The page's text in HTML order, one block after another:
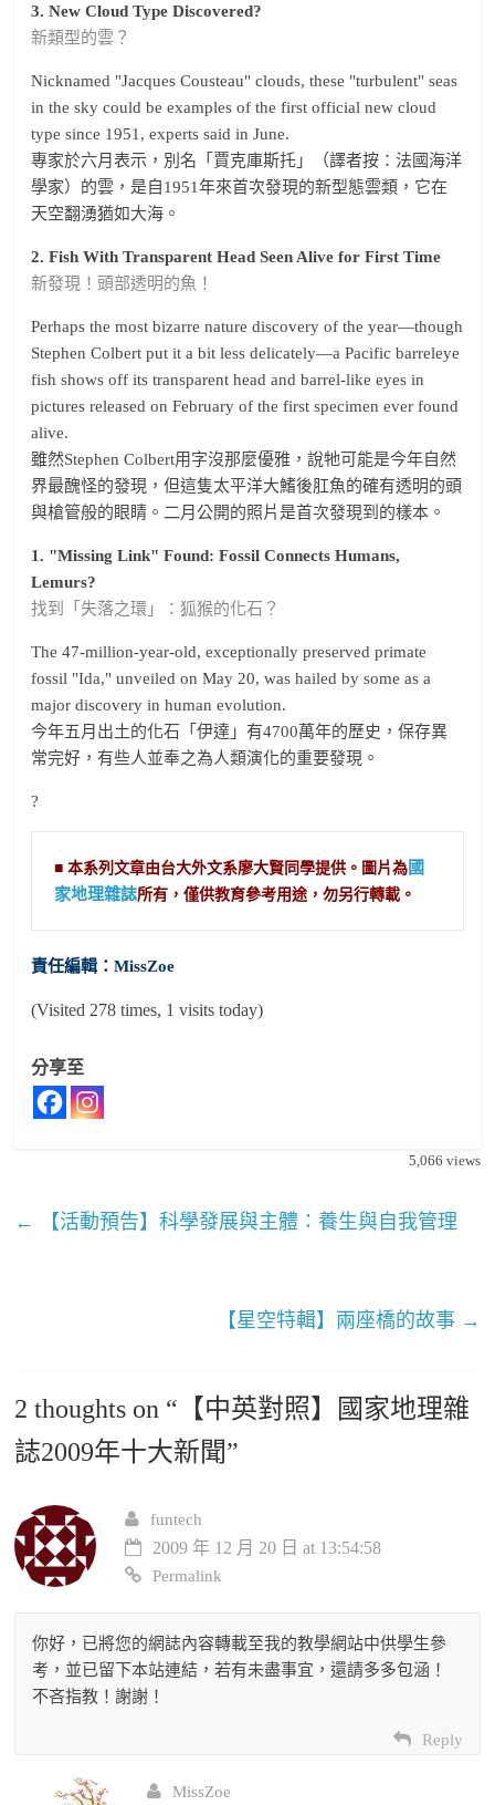
3. New Cloud Type Discovered?
新類型的雲？
Nicknamed "Jacques Cousteau" clouds, these "turbulent" seas
in the sky could be examples of the first official new cloud
type since 1951, experts said in June.
專家於六月表示，別名「賈克庫斯托」（譯者按：法國海洋
學家）的雲，是自1951年來首次發現的新型態雲類，它在
天空翻湧猶如大海。
2. Fish With Transparent Head Seen Alive for First Time
新發現！頭部透明的魚！
Perhaps the most bizarre nature discovery of the year—though
Stephen Colbert put it a bit less delicately—a Pacific barreleye
fish shows off its transparent head and barrel-like eyes in
pictures released on February of the first specimen ever found
alive.
雖然Stephen Colbert用字沒那麼優雅，說牠可能是今年自然
界最醜怪的發現，但這隻太平洋大鰭後肛魚的確有透明的頭
與槍管般的眼睛。二月公開的照片是首次發現到的樣本。
1. "Missing Link" Found: Fossil Connects Humans,
Lemurs?
找到「失落之環」：狐猴的化石？
The 47-million-year-old, exceptionally preserved primate
fossil "Ida," unveiled on May 20, was hailed by some as a
major discovery in human evolution.
今年五月出土的化石「伊達」有4700萬年的歷史，保存異
常完好，有些人並奉之為人類演化的重要發現。
?
■ 本系列文章由台大外文系廖大賢同學提供。圖片為 國
家地理雜誌
責任編輯：MissZoe
(Visited 278 times, 1 visits today)
分享至
5,066 views
← 【活動預告】科學發展與主體：養生與自我管理
【星空特輯】兩座橋的故事 →
2 thoughts on “ 【中英對照】國家地理雜
誌2009年十大新聞”
funtech
2009 年 12 月 20 日 at 13:54:58
Permalink
你好，已將您的網誌內容轉載至我的教學網站中供學生參
考，並已留下本站連結，若有未盡事宜，還請多多包涵！
不吝指教！謝謝！
Reply
MissZoe